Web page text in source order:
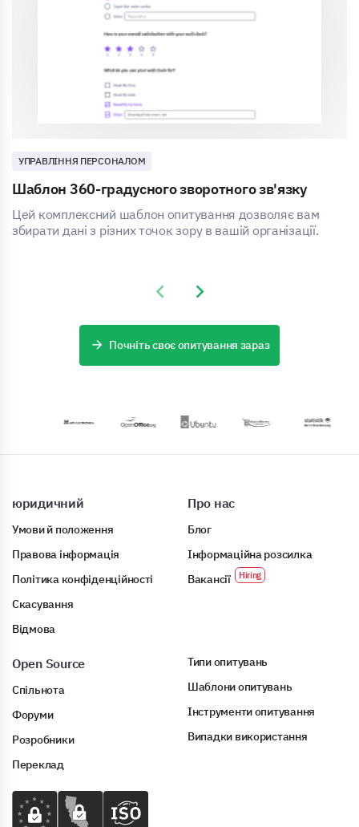
УПРАВЛІННЯ ПЕРСОНАЛОМ
Шаблон 360-градусного зворотного зв'язку
Цей комплексний шаблон опитування дозволяє вам
збирати дані з різних точок зору в вашій організації.
Previous slide
Next slide
Почніть своє опитування зараз
юридичний
Умови й положення
Правова інформація
Політика конфіденційності
Скасування
Відмова
Про нас
Блог
Інформаційна розсилка
Вакансії
Open Source
Спільнота
Форуми
Розробники
Переклад
Типи опитувань
Шаблони опитувань
Інструменти опитування
Випадки використання